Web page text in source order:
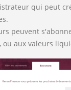
qui peut
peuvent
ou aux valeurs